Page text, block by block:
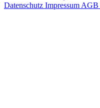
Datenschutz Impressum AGB